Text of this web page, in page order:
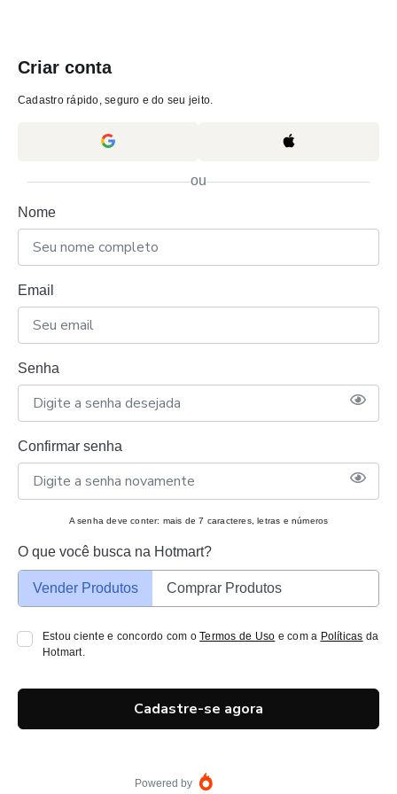
Criar conta
Cadastro rápido, seguro e do seu jeito.
ou
Nome
Email
Senha
Confirmar senha
A senha deve conter: mais de 7 caracteres, letras e números
O que você busca na Hotmart?
Vender Produtos Comprar Produtos
Estou ciente e concordo com oTermos de Uso e com a Políticas da
Hotmart.
Cadastre-se agora
Powered by